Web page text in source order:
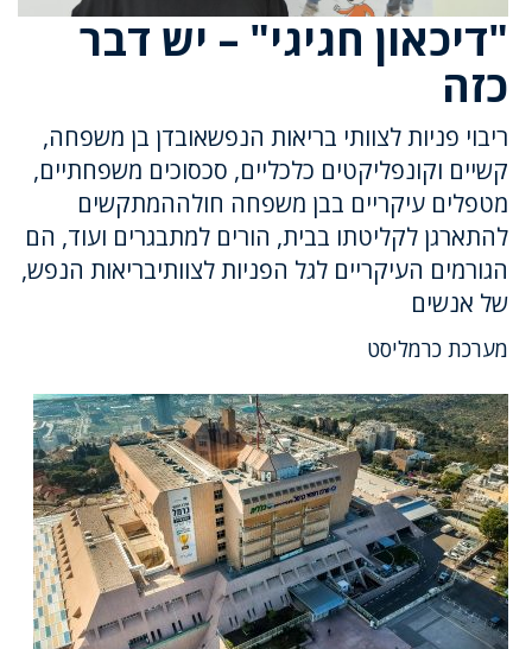
"דיכאון חגיגי" – יש דבר
כזה
ריבוי פניות לצוותי בריאות הנפשאובדן בן משפחה,
קשיים וקונפליקטים כלכליים, סכסוכים משפחתיים,
מטפלים עיקריים בבן משפחה חולההמתקשים
להתארגן לקליטתו בבית, הורים למתבגרים ועוד, הם
הגורמים העיקריים לגל הפניות לצוותיבריאות הנפש,
של אנשים
מערכת כרמליסט